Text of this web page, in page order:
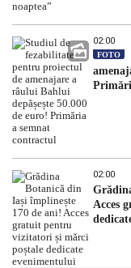
02:00
FOTO
02:00
Acces